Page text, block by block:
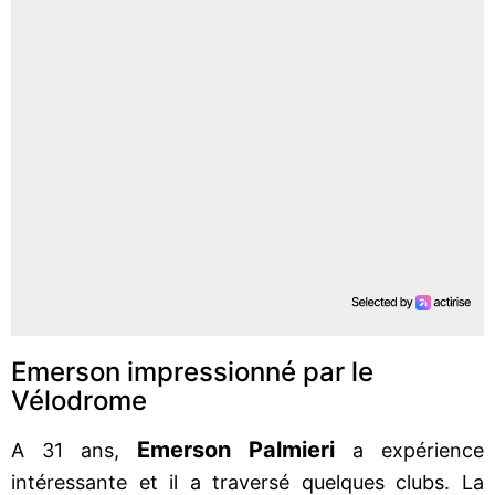
Emerson impressionné par le
Vélodrome
A 31 ans, Emerson Palmieri a expérience
intéressante et il a traversé quelques clubs. La